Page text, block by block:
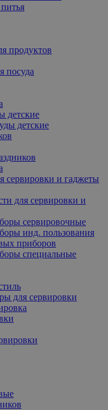
продуктов
посуда
детские
детские
сервировки и гаджеты
для сервировки и
сервировочные
инд. пользования
приборов
специальные
для сервировки